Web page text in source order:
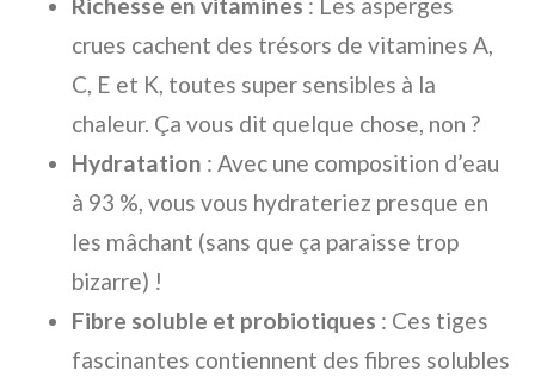
crues cachent des trésors de vitamines A,
C, E et K, toutes super sensibles à la
chaleur. Ça vous dit quelque chose, non ?
Hydratation : Avec une composition d’eau
à 93 %, vous vous hydrateriez presque en
les mâchant (sans que ça paraisse trop
bizarre) !
Fibre soluble et probiotiques : Ces tiges
fascinantes contiennent des fibres solubles